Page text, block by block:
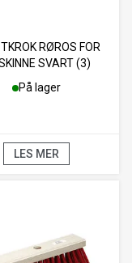
RØROS FOR
SVART (3)
På lager
LES MER